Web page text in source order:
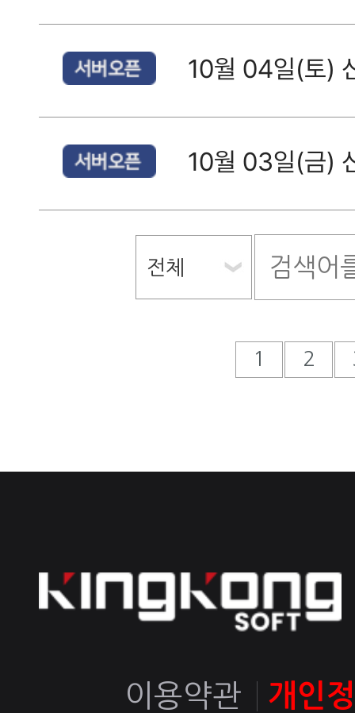
1 2
이용약관 개인